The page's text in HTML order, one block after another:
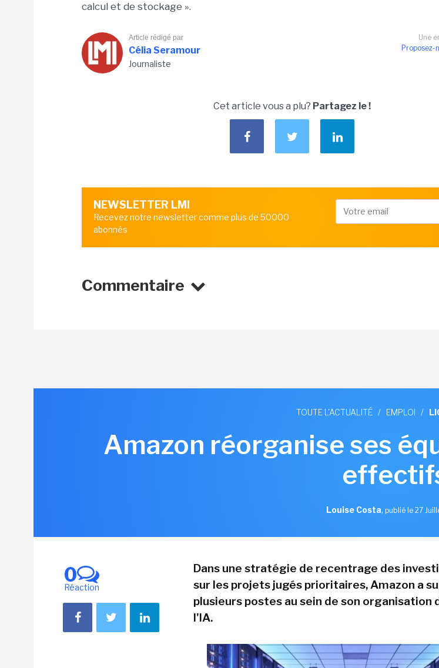
calcul et de stockage ».
Une
Proposez-
Article rédigé par
Célia Seramour
Journaliste
Cet article vous a plu? Partagez le !
NEWSLETTER LMI
Recevez notre newsletter comme plus de 50000
abonnés
Commentaire
TOUTE L'ACTUALITÉ / EMPLOI /
Amazon réorganise ses
Louise Costa, publié le 27
0
Réaction
Dans une stratégie de recentrage des
sur les projets jugés prioritaires, Amazon a
plusieurs postes au sein de son organisation
l'IA.